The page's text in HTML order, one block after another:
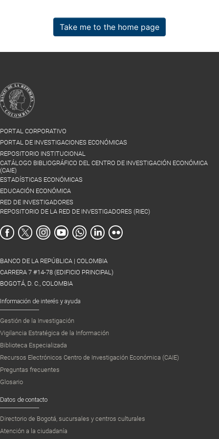
Take me to the home page
PORTAL CORPORATIVO
PORTAL DE INVESTIGACIONES ECONÓMICAS
REPOSITORIO INSTITUCIONAL
CATÁLOGO BIBLIOGRÁFICO DEL CENTRO DE INVESTIGACIÓN ECONÓMICA
(CAIE)
ESTADÍSTICAS ECONÓMICAS
EDUCACIÓN ECONÓMICA
RED DE INVESTIGADORES
REPOSITORIO DE LA RED DE INVESTIGADORES (RIEC)
BANCO DE LA REPÚBLICA | COLOMBIA
CARRERA 7 #14-78 (EDIFICIO PRINCIPAL)
BOGOTÁ, D. C., COLOMBIA
Información de interés y ayuda
Gestión de la Investigación
Vigilancia Estratégica de la Información
Biblioteca Especializada
Recursos Electrónicos Centro de Investigación Económica (CAIE)
Preguntas frecuentes
Glosario
Datos de contacto
Directorio de Bogotá, sucursales y centros culturales
Atención a la ciudadanía